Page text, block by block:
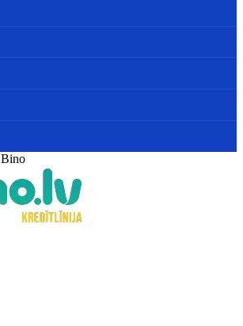
Bino